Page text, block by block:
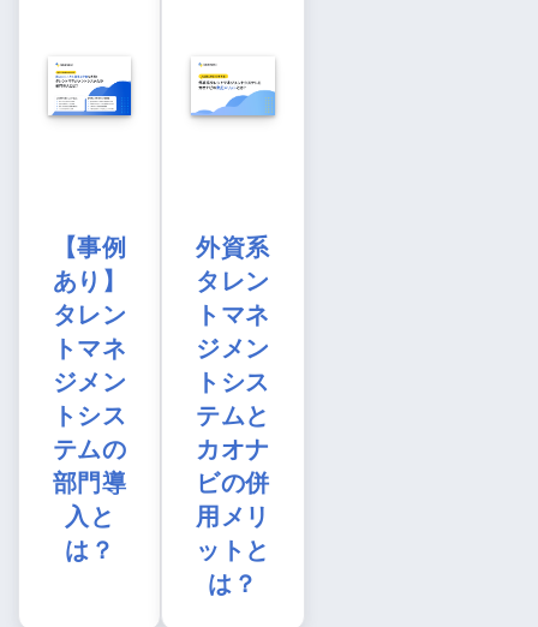
【事例
あり】
タレン
トマネ
ジメン
トシス
テムの
部門導
入と
は？
外資系
タレン
トマネ
ジメン
トシス
テムと
カオナ
ビの併
用メリ
ットと
は？